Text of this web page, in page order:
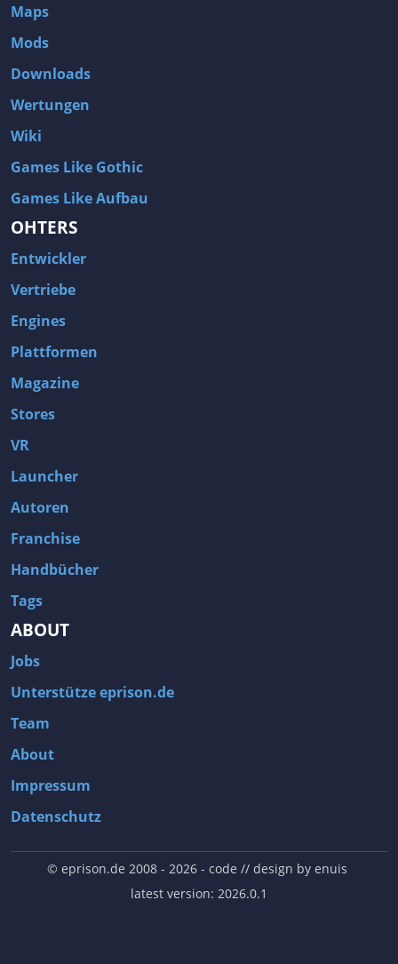
Maps
Mods
Downloads
Wertungen
Wiki
Games Like Gothic
Games Like Aufbau
OHTERS
Entwickler
Vertriebe
Engines
Plattformen
Magazine
Stores
VR
Launcher
Autoren
Franchise
Handbücher
Tags
ABOUT
Jobs
Unterstütze eprison.de
Team
About
Impressum
Datenschutz
© eprison.de 2008 - 2026- code // design by enuis
latest version: 2026.0.1